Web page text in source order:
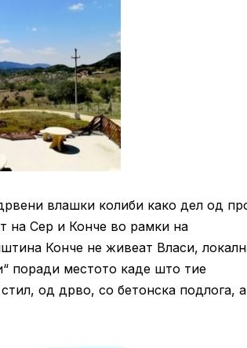
влашки колиби како дел од
на Сер и Конче во рамки на
Конче не живеат Власи,
поради местото каде што тие
од дрво, со бетонска подлога, а